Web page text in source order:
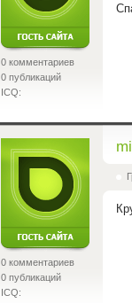
0 комментариев
0 публикаций
ICQ:
0 комментариев
0 публикаций
ICQ: